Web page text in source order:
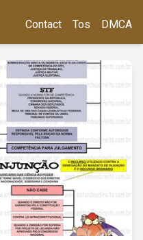
Contact Tos DMCA